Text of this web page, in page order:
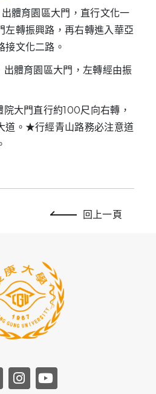
體育園區大門，直行文化一
左轉振興路，再右轉進入華亞
接文化二路。
體育園區大門，左轉經由振
大門直行約100尺向右轉，
道。★行經青山路務必注意道
回上一頁